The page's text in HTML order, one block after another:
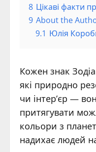
8 Цікаві факти
9 About the
9.1 Юлія
Кожен знак
які природно
чи інтер’єр —
притягувати
кольори з
надихає людей